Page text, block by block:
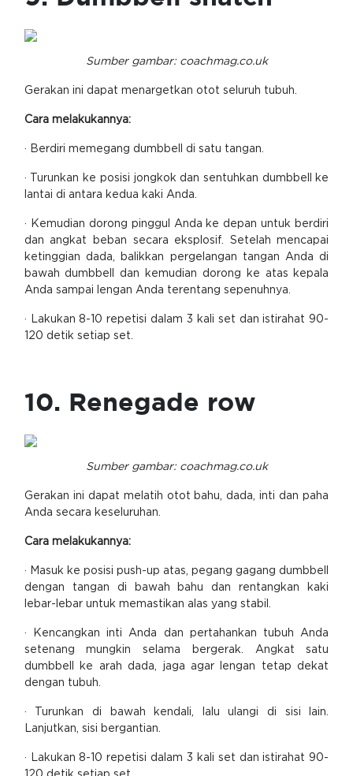
Sumber gambar: coachmag.co.uk
Gerakan ini dapat menargetkan otot seluruh tubuh.
Cara melakukannya:
· Berdiri memegang dumbbell di satu tangan.
· Turunkan ke posisi jongkok dan sentuhkan dumbbell ke
lantai di antara kedua kaki Anda.
· Kemudian dorong pinggul Anda ke depan untuk berdiri
dan angkat beban secara eksplosif. Setelah mencapai
ketinggian dada, balikkan pergelangan tangan Anda di
bawah dumbbell dan kemudian dorong ke atas kepala
Anda sampai lengan Anda terentang sepenuhnya.
· Lakukan 8-10 repetisi dalam 3 kali set dan istirahat 90-
120 detik setiap set.
10. Renegade row
Sumber gambar: coachmag.co.uk
Gerakan ini dapat melatih otot bahu, dada, inti dan paha
Anda secara keseluruhan.
Cara melakukannya:
· Masuk ke posisi push-up atas, pegang gagang dumbbell
dengan tangan di bawah bahu dan rentangkan kaki
lebar-lebar untuk memastikan alas yang stabil.
· Kencangkan inti Anda dan pertahankan tubuh Anda
setenang mungkin selama bergerak. Angkat satu
dumbbell ke arah dada, jaga agar lengan tetap dekat
dengan tubuh.
· Turunkan di bawah kendali, lalu ulangi di sisi lain.
Lanjutkan, sisi bergantian.
· Lakukan 8-10 repetisi dalam 3 kali set dan istirahat 90-